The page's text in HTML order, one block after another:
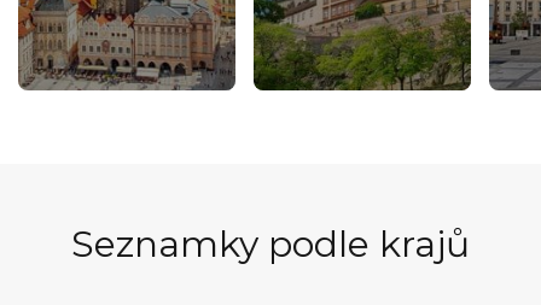
Seznamky podle krajů